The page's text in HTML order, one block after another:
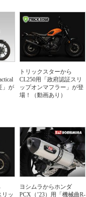
」が
トリックスターから
CL250用「政府認証スリ
ップオンマフラー」が登
場！（動画あり）
リッ
ヨシムラからホンダ
PCX（’23）用「機械曲R-